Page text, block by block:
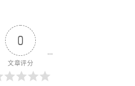
0
文章评分